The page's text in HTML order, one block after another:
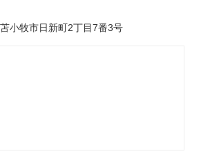
小牧市日新町2丁目7番3号